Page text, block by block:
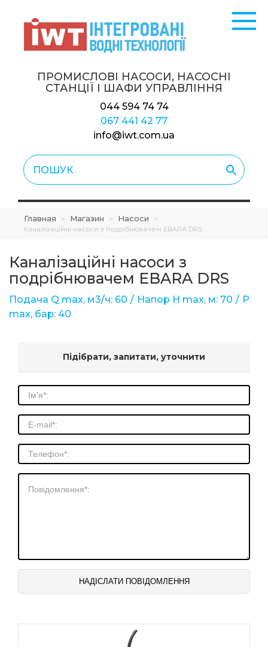
ПРОМИСЛОВІ НАСОСИ, НАСОСНІ
СТАНЦІЇ І ШАФИ УПРАВЛІННЯ
044 594 74 74
067 441 42 77
info@iwt.com.ua
Главная > Магазин > Насоси
>
Каналізаційні насоси з подрібнювачем EBARA DRS
Каналізаційні насоси з
подрібнювачем EBARA DRS
Подача Q max, м3/ч: 60 Напор Н max, м: 70
Р
max, бар: 40
Підібрати, запитати, уточнити